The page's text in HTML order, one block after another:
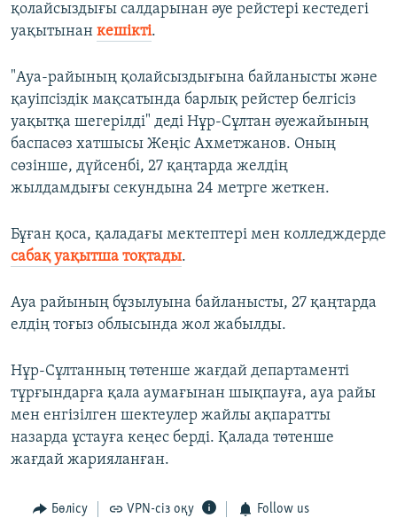
қолайсыздығы салдарынан әуе рейстері кестедегі
уақытынан кешікті.
"Ауа-райының қолайсыздығына байланысты және
қауіпсіздік мақсатында барлық рейстер белгісіз
уақытқа шегерілді" деді Нұр-Сұлтан әуежайының
баспасөз хатшысы Жеңіс Ахметжанов. Оның
сөзінше, дүйсенбі, 27 қаңтарда желдің
жылдамдығы секундына 24 метрге жеткен.
Бұған қоса, қаладағы мектептері мен колледждерде
сабақ уақытша тоқтады.
Ауа райының бұзылуына байланысты, 27 қаңтарда
елдің тоғыз облысында жол жабылды.
Нұр-Сұлтанның төтенше жағдай департаменті
тұрғындарға қала аумағынан шықпауға, ауа райы
мен енгізілген шектеулер жайлы ақпаратты
назарда ұстауға кеңес берді. Қалада төтенше
жағдай жарияланған.
Бөлісу VPN-сіз оқу Follow us